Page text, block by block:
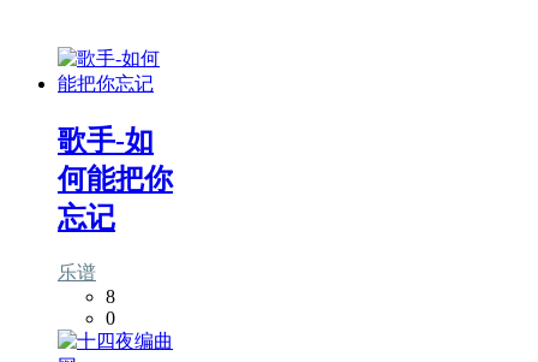
歌手-如
何能把你
忘记
乐谱
8
0